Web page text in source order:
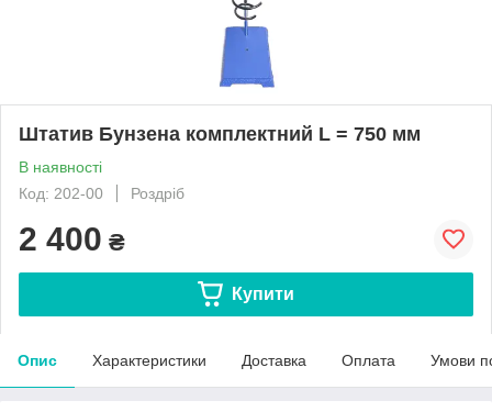
Штатив Бунзена комплектний L = 750 мм
В наявності
Код: 202-00
Роздріб
2 400 ₴
Купити
Опис Характеристики Доставка Оплата Умови